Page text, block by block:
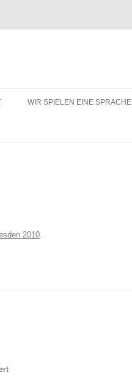
WIR SPIELEN EINE SPRACHE
2010.